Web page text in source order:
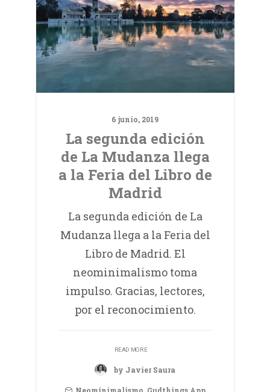
6 junio, 2019
La segunda edición
de La Mudanza llega
a la Feria del Libro de
Madrid
La segunda edición de La
Mudanza llega a la Feria del
Libro de Madrid. El
neominimalismo toma
impulso. Gracias, lectores,
por el reconocimiento.
READ MORE
by Javier Saura
Neominimalismo Gudthings App